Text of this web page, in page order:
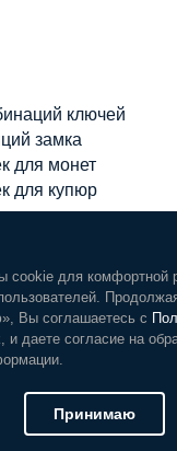
ключей
замка
для монет
для купюр
cookie для комфортной
Вы соглашаетесь с
, и даете согласие на
Принимаю